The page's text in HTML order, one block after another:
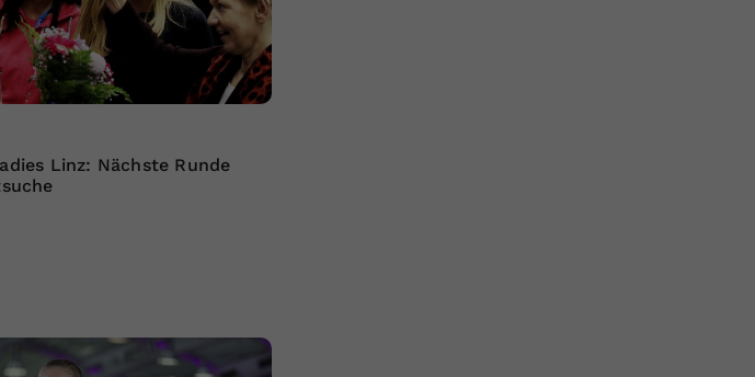
Linz: Nächste Runde